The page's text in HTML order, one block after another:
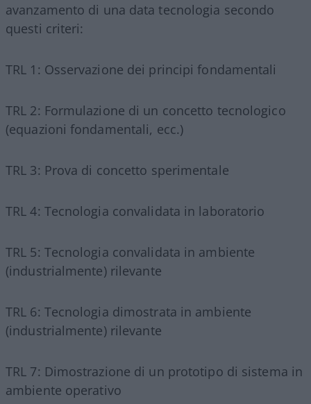
avanzamento di una data tecnologia secondo
questi criteri:
TRL 1: Osservazione dei principi fondamentali
TRL 2: Formulazione di un concetto tecnologico
(equazioni fondamentali, ecc.)
TRL 3: Prova di concetto sperimentale
TRL 4: Tecnologia convalidata in laboratorio
TRL 5: Tecnologia convalidata in ambiente
(industrialmente) rilevante
TRL 6: Tecnologia dimostrata in ambiente
(industrialmente) rilevante
TRL 7: Dimostrazione di un prototipo di sistema in
ambiente operativo